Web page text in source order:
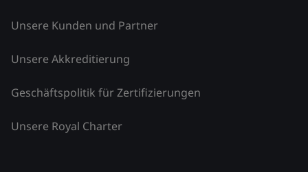
Unsere Kunden und Partner
Unsere Akkreditierung
Geschäftspolitik für Zertifizierungen
Unsere Royal Charter